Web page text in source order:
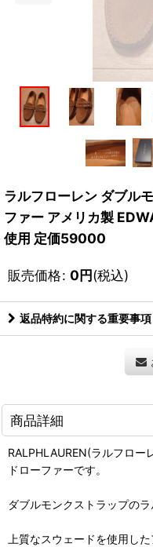
ラルフローレン ダブル
ファー アメリカ製
使用 定価59000
販売価格: 0円(税込)
返品特約に関する重要事項
商品詳細
RALPHLAUREN(ラルフロー
ドローファーです。
ダブルモンクストラップの
上質なスウェードを使用し